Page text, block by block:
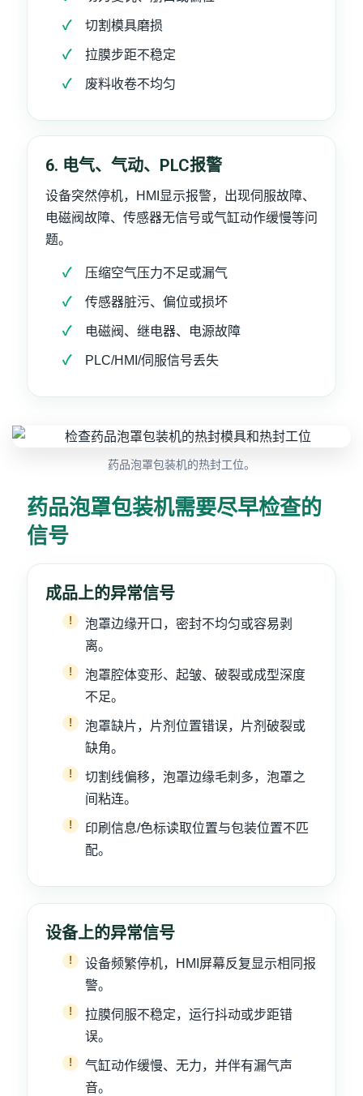
切割模具磨损
拉膜步距不稳定
废料收卷不均匀
6. 电气、气动、PLC报警
设备突然停机，HMI显示报警，出现伺服故障、
电磁阀故障、传感器无信号或气缸动作缓慢等问
题。
压缩空气压力不足或漏气
传感器脏污、偏位或损坏
电磁阀、继电器、电源故障
PLC/HMI/伺服信号丢失
药品泡罩包装机的热封工位。
药品泡罩包装机需要尽早检查的
信号
成品上的异常信号
泡罩边缘开口，密封不均匀或容易剥
离。
泡罩腔体变形、起皱、破裂或成型深度
不足。
泡罩缺片，片剂位置错误，片剂破裂或
缺角。
切割线偏移，泡罩边缘毛刺多，泡罩之
间粘连。
印刷信息/色标读取位置与包装位置不匹
配。
设备上的异常信号
设备频繁停机，HMI屏幕反复显示相同报
警。
拉膜伺服不稳定，运行抖动或步距错
误。
气缸动作缓慢、无力，并伴有漏气声
音。